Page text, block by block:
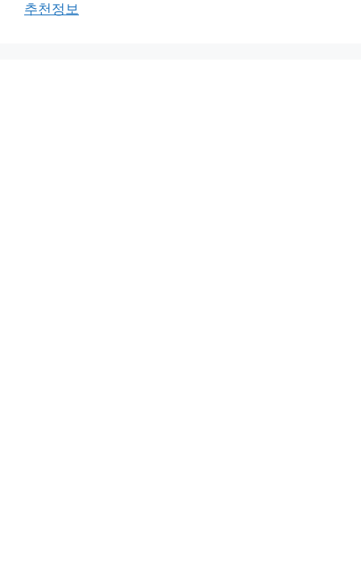
추천정보